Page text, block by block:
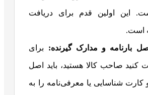
این اولین قدم برای دریافت
است.
بارنامه و مدارک گیرنده: برای
کنید صاحب کالا هستید، باید اصل
و کارت شناسایی یا معرفی‌نامه را به